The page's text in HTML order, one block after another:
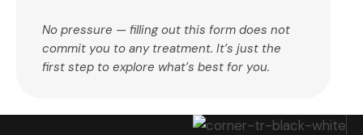
No pressure — filling out this form does not
commit you to any treatment. It’s just the
first step to explore what’s best for you.